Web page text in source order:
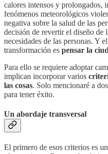
calores intensos y prolongados,
fenómenos meteorológicos
negativa sobre la salud de las
decisión de revertir el diseño de
necesidades de las personas. Y
transformación es pensar la
Para ello se requiere adoptar
implican incorporar varios
las cosas. Solo mencionaré a
para tener éxito.
Un abordaje transversal
El primero de esos criterios es